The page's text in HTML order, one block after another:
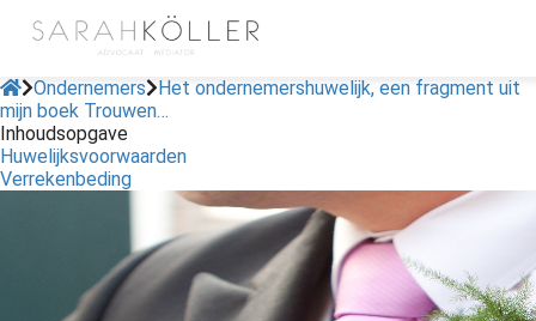
Ondernemers
Het ondernemershuwelijk, een fragment uit
mijn boek Trouwen…
Inhoudsopgave
Huwelijksvoorwaarden
Verrekenbeding